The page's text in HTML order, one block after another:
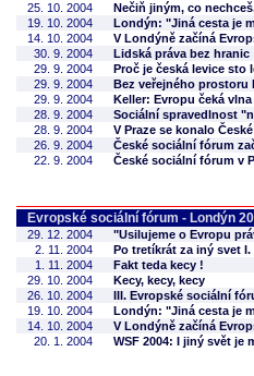
25. 10. 2004
Nečiň jiným, co
19. 10. 2004
Londýn: "Jiná cesta je
14. 10. 2004
V Londýně začíná
30. 9. 2004
Lidská práva bez hranic
29. 9. 2004
Proč je česká levice sto
29. 9. 2004
Bez veřejného
29. 9. 2004
Keller: Evropu čeká
28. 9. 2004
Sociální spravedlnost
28. 9. 2004
V Praze se konalo
26. 9. 2004
České sociální fórum
22. 9. 2004
České sociální fórum v
Evropské sociální fórum - Londýn
29. 12. 2004
"Usilujeme o Evropu
2. 11. 2004
Po tretíkrát za iný svet I.
1. 11. 2004
Fakt teda kecy !
29. 10. 2004
Kecy, kecy, kecy
26. 10. 2004
III. Evropské sociální
19. 10. 2004
Londýn: "Jiná cesta je
14. 10. 2004
V Londýně začíná
20. 1. 2004
WSF 2004: I jiný svět je